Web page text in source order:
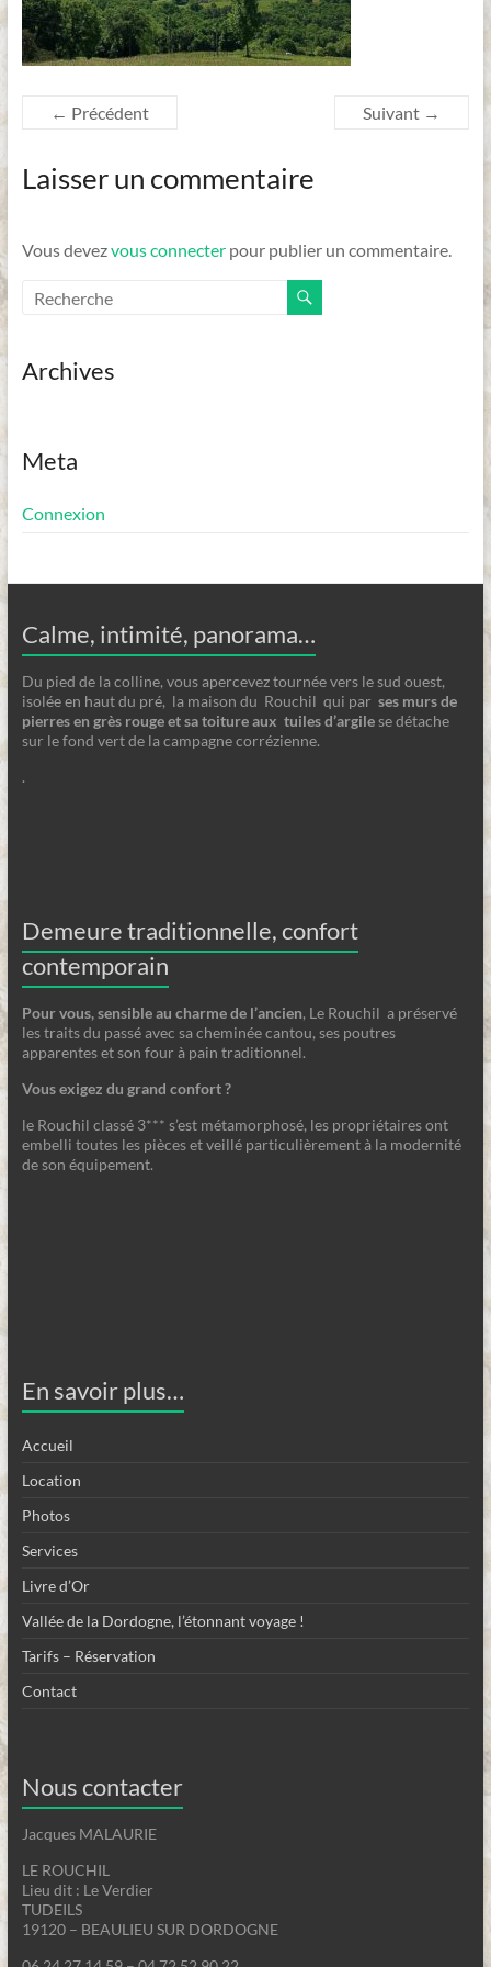
Dordogne
← Précédent Suivant →
Laisser un commentaire
Vous devezvous connecterpour publier un commentaire.
Archives
Meta
Connexion
Calme, intimité, panorama…
Du pied de la colline, vous apercevez tournée vers le sud ouest,
isolée en haut du pré, la maison du Rouchil qui par ses murs de
pierres en grès rouge et sa toiture aux tuiles d’argilese détache
sur le fond vert de la campagne corrézienne.
.
Demeure traditionnelle, confort
contemporain
Pour vous, sensible au charme de l’ancien, Le Rouchil a préservé
les traits du passé avec sa cheminée cantou, ses poutres
apparentes et son four à pain traditionnel.
Vous exigez du grand confort ?
le Rouchil classé 3*** s’est métamorphosé, les propriétaires ont
embelli toutes les pièces et veillé particulièrement à la modernité
de son équipement.
En savoir plus…
Accueil
Location
Photos
Services
Livre d’Or
Vallée de la Dordogne, l’étonnant voyage !
Tarifs – Réservation
Contact
Nous contacter
Jacques MALAURIE
LE ROUCHIL
Lieu dit : Le Verdier
TUDEILS
19120 – BEAULIEU SUR DORDOGNE